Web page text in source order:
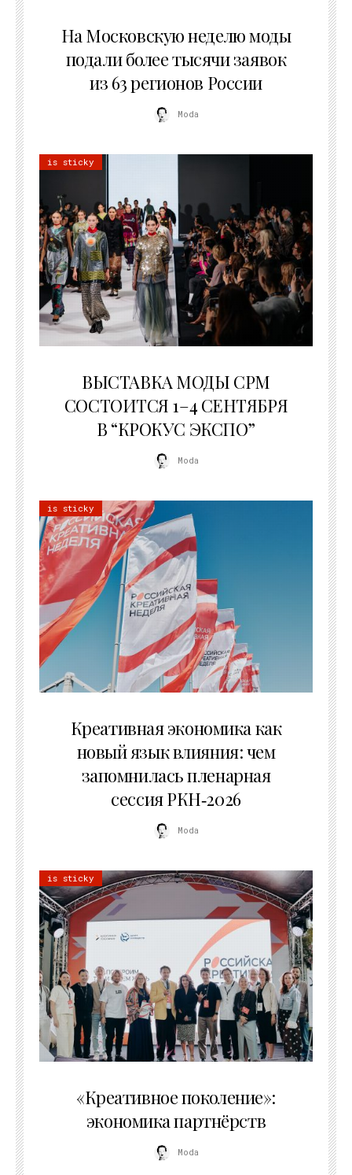
На Московскую неделю моды
подали более тысячи заявок
из 63 регионов России
Moda
is sticky
ВЫСТАВКА МОДЫ CPM
СОСТОИТСЯ 1–4 СЕНТЯБРЯ
В “КРОКУС ЭКСПО”
Moda
is sticky
Креативная экономика как
новый язык влияния: чем
запомнилась пленарная
сессия РКН‑2026
Moda
is sticky
«Креативное поколение»:
экономика партнёрств
Moda